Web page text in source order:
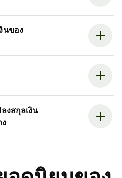
นของ
งสกุลเงิน
ง